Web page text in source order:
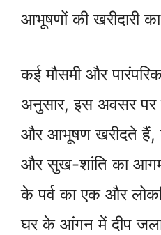
आभूषणों की खरीदारी
कई मौसमी और
अनुसार, इस अवसर पर
और आभूषण खरीदते हैं,
और सुख-शांति का
के पर्व का एक और
घर के आंगन में दीप